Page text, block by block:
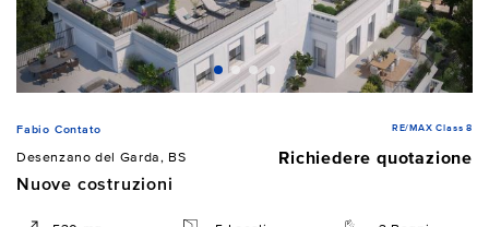
Fabio Contato RE/MAX Class 8
Desenzano del Garda, BS
Richiedere quotazione
Nuove costruzioni